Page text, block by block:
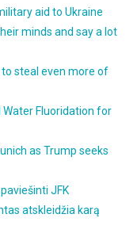
aid to Ukraine
minds and say a lot
steal even more of
Fluoridation for
as Trump seeks
JFK
atskleidžia karą